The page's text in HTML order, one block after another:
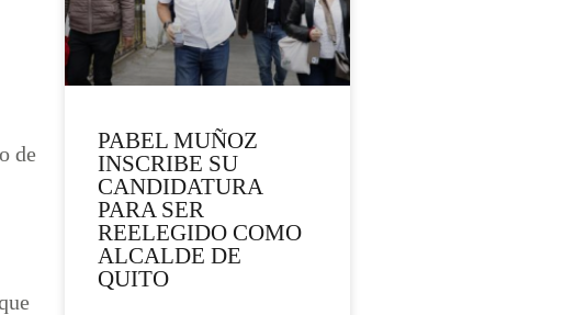
de
PABEL MUÑOZ
INSCRIBE SU
CANDIDATURA
PARA SER
REELEGIDO COMO
ALCALDE DE
QUITO